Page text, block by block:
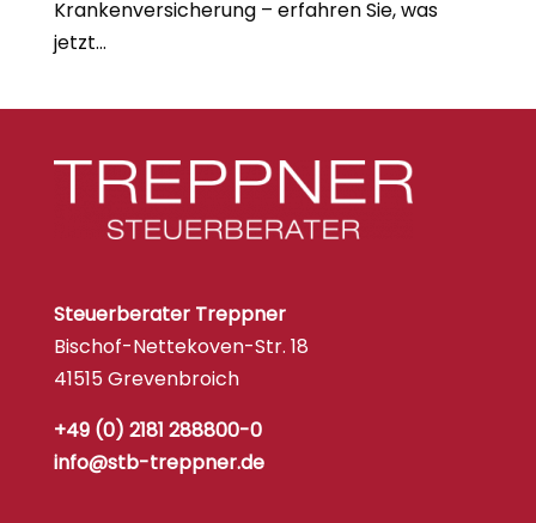
Krankenversicherung – erfahren Sie, was
jetzt...
Steuerberater Treppner
Bischof-Nettekoven-Str. 18
41515 Grevenbroich
+49 (0) 2181 288800-0
info@stb-treppner.de